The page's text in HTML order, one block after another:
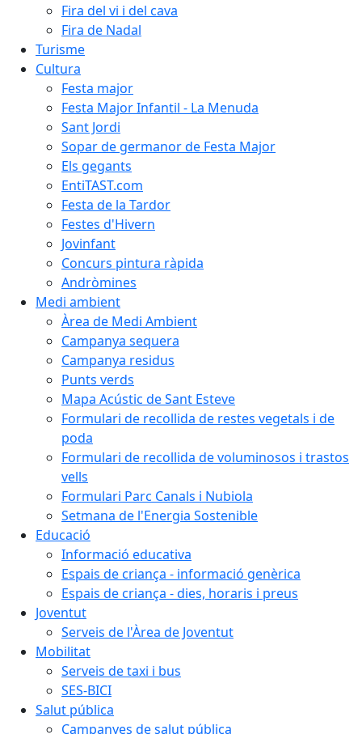
Fira del vi i del cava
Fira de Nadal
Turisme
Cultura
Festa major
Festa Major Infantil - La Menuda
Sant Jordi
Sopar de germanor de Festa Major
Els gegants
EntiTAST.com
Festa de la Tardor
Festes d'Hivern
Jovinfant
Concurs pintura ràpida
Andròmines
Medi ambient
Àrea de Medi Ambient
Campanya sequera
Campanya residus
Punts verds
Mapa Acústic de Sant Esteve
Formulari de recollida de restes vegetals i de
poda
Formulari de recollida de voluminosos i trastos
vells
Formulari Parc Canals i Nubiola
Setmana de l'Energia Sostenible
Educació
Informació educativa
Espais de criança - informació genèrica
Espais de criança - dies, horaris i preus
Joventut
Serveis de l'Àrea de Joventut
Mobilitat
Serveis de taxi i bus
SES-BICI
Salut pública
Campanyes de salut pública